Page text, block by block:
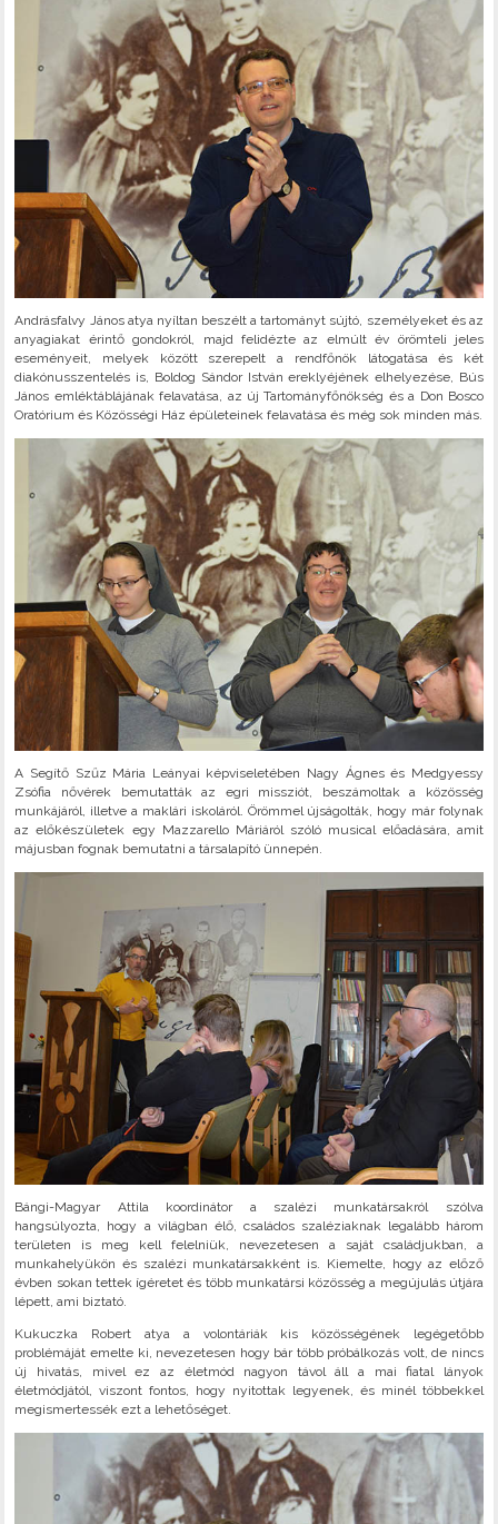
Andrásfalvy János atya nyíltan beszélt a tartományt sújtó, személyeket és az
anyagiakat érintő gondokról, majd felidézte az elmúlt év örömteli jeles
eseményeit, melyek között szerepelt a rendfőnök látogatása és két
diakónusszentelés is, Boldog Sándor István ereklyéjének elhelyezése, Bús
János emléktáblájának felavatása, az új Tartományfőnökség és a Don Bosco
Oratórium és Közösségi Ház épületeinek felavatása és még sok minden más.
A Segítő Szűz Mária Leányai képviseletében Nagy Ágnes és Medgyessy
Zsófia nővérek bemutatták az egri missziót, beszámoltak a közösség
munkájáról, illetve a maklári iskoláról. Örömmel újságolták, hogy már folynak
az előkészületek egy Mazzarello Máriáról szóló musical előadására, amit
májusban fognak bemutatni a társalapító ünnepén.
Bángi-Magyar Attila koordinátor a szalézi munkatársakról szólva
hangsúlyozta, hogy a világban élő, családos szaléziaknak legalább három
területen is meg kell felelniük, nevezetesen a saját családjukban, a
munkahelyükön és szalézi munkatársakként is. Kiemelte, hogy az előző
évben sokan tettek ígéretet és több munkatársi közösség a megújulás útjára
lépett, ami biztató.
Kukuczka Robert atya a volontáriák kis közösségének legégetőbb
problémáját emelte ki, nevezetesen hogy bár több próbálkozás volt, de nincs
új hivatás, mivel ez az életmód nagyon távol áll a mai fiatal lányok
életmódjától, viszont fontos, hogy nyitottak legyenek, és minél többekkel
megismertessék ezt a lehetőséget.